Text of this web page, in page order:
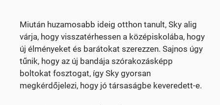
Miután huzamosabb ideig otthon tanult, Sky alig
várja, hogy visszatérhessen a középiskolába, hogy
új élményeket és barátokat szerezzen. Sajnos úgy
tűnik, hogy az új bandája szórakozásképp
boltokat fosztogat, így Sky gyorsan
megkérdőjelezi, hogy jó társaságbe keveredett-e.